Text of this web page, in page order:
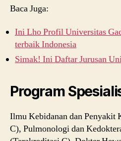
Baca Juga:
Ini Lho Profil Universitas
terbaik Indonesia
Simak! Ini Daftar Jurusan
Program
Ilmu Kebidanan dan Penyakit
C), Pulmonologi dan